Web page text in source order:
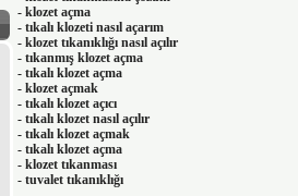
- klozet açma
- tıkalı klozeti nasıl açarım
- klozet tıkanıklığı nasıl açılır
- tıkanmış klozet açma
- tıkalı klozet açma
- klozet açmak
- tıkalı klozet açıcı
- tıkalı klozet nasıl açılır
- tıkalı klozet açmak
- tıkalı klozet açma
- klozet tıkanması
- tuvalet tıkanıklığı